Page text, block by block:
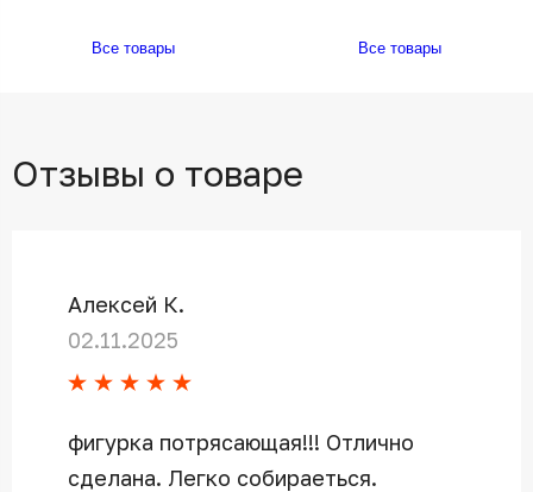
Все товары Все товары
Отзывы о товаре
Алексей К.
02.11.2025
фигурка потрясающая!!! Отлично
сделана. Легко собираеться.